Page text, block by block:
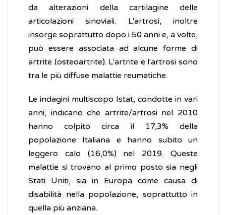
da alterazioni della cartilagine delle
articolazioni sinoviali. L'artrosi, inoltre
insorge soprattutto dopo i 50 anni e, a volte,
può essere associata ad alcune forme di
artrite (osteoartrite). L'artrite e l'artrosi sono
tra le più diffuse malattie reumatiche.
Le indagini multiscopo Istat, condotte in vari
anni, indicano che artrite/artrosi nel 2010
hanno colpito circa il 17,3% della
popolazione Italiana e hanno subito un
leggero calo (16,0%) nel 2019. Queste
malattie si trovano al primo posto sia negli
Stati Uniti, sia in Europa come causa di
disabilità nella popolazione, soprattutto in
quella più anziana.